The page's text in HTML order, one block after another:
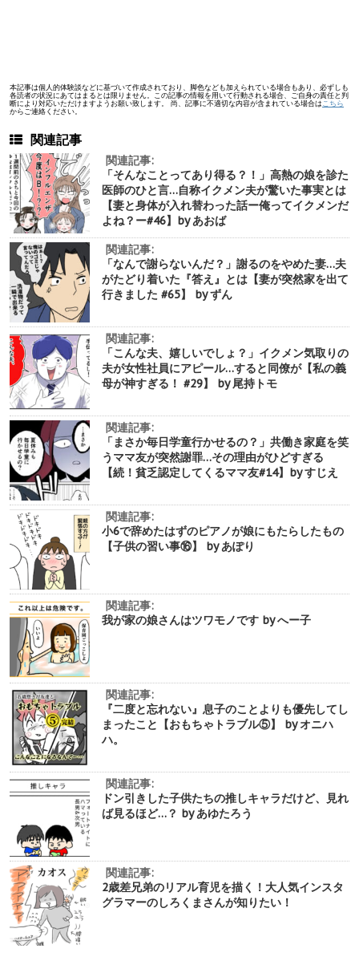
本記事は個人的体験談などに基づいて作成されており、脚色なども加えられている場合もあり、必ずしも
各読者の状況にあてはまるとは限りません。この記事の情報を用いて行動される場合、ご自身の責任と判
断により対応いただけますようお願い致します。 尚、記事に不適切な内容が含まれている場合は こちら
からご連絡ください。
関連記事
関連記事:
「そんなことってあり得る？！」高熱の娘を診た
医師のひと言…自称イクメン夫が驚いた事実とは
【妻と身体が入れ替わった話ー俺ってイクメンだ
よね？ー#46】by あおば
関連記事:
「なんで謝らないんだ？」謝るのをやめた妻…夫
がたどり着いた『答え』とは【妻が突然家を出て
行きました #65】 by ずん
関連記事:
「こんな夫、嬉しいでしょ？」イクメン気取りの
夫が女性社員にアピール…すると同僚が【私の義
母が神すぎる！ #29】 by 尾持トモ
関連記事:
「まさか毎日学童行かせるの？」共働き家庭を笑
うママ友が突然謝罪…その理由がひどすぎる
【続！貧乏認定してくるママ友#14】by すじえ
関連記事:
小6で辞めたはずのピアノが娘にもたらしたもの
【子供の習い事⑯】 by あぽり
関連記事:
我が家の娘さんはツワモノです by へー子
関連記事:
『二度と忘れない』息子のことよりも優先してし
まったこと【おもちゃトラブル⑤】 by オニハ
ハ。
関連記事:
ドン引きした子供たちの推しキャラだけど、見れ
ば見るほど…？ by あゆたろう
関連記事:
2歳差兄弟のリアル育児を描く！大人気インスタ
グラマーのしろくまさんが知りたい！